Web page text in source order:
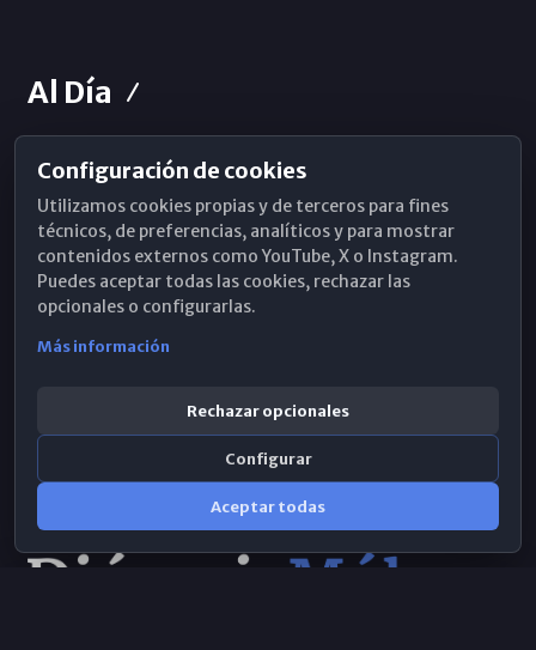
Al Día
Horarios de Misa
Hemeroteca
WhatsApp
Configuración de cookies
Utilizamos cookies propias y de terceros para fines
técnicos, de preferencias, analíticos y para mostrar
contenidos externos como YouTube, X o Instagram.
Puedes aceptar todas las cookies, rechazar las
opcionales o configurarlas.
Más información
Rechazar opcionales
Configurar
Aceptar todas